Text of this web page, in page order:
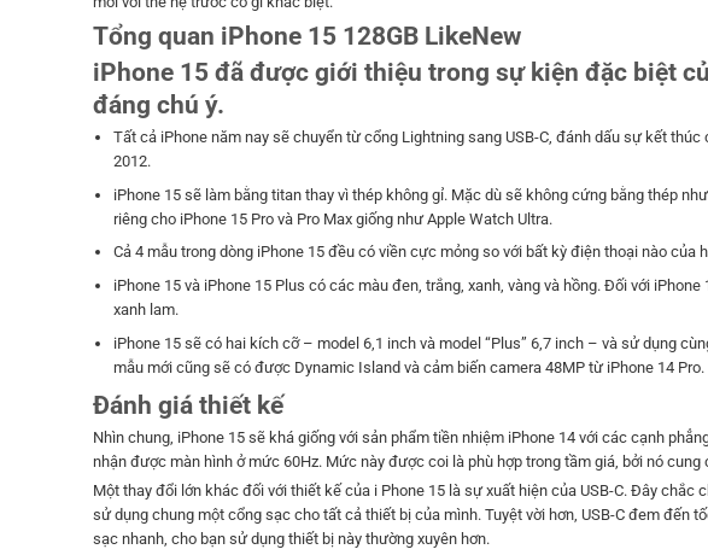
Tổng quan iPhone 15 128GB LikeNew
iPhone 15 đã được giới thiệu trong sự kiện đặc biệt
đáng chú ý.
Tất cả iPhone năm nay sẽ chuyển từ cổng Lightning sang USB-C, đánh dấu sự kết
2012.
iPhone 15 sẽ làm bằng titan thay vì thép không gỉ. Mặc dù sẽ không cứng bằng thép
riêng cho iPhone 15 Pro và Pro Max giống như Apple Watch Ultra.
Cả 4 mẫu trong dòng iPhone 15 đều có viền cực mỏng so với bất kỳ điện thoại nào của
iPhone 15 và iPhone 15 Plus có các màu đen, trắng, xanh, vàng và hồng. Đối với
xanh lam.
iPhone 15 sẽ có hai kích cỡ – model 6,1 inch và model “Plus” 6,7 inch – và sử dụng
mẫu mới cũng sẽ có được Dynamic Island và cảm biến camera 48MP từ iPhone 14 Pro.
Đánh giá thiết kế
Nhìn chung, iPhone 15 sẽ khá giống với sản phẩm tiền nhiệm iPhone 14 với các cạnh
nhận được màn hình ở mức 60Hz. Mức này được coi là phù hợp trong tầm giá, bởi nó
Một thay đổi lớn khác đối với thiết kế của i Phone 15 là sự xuất hiện của USB-C. Đây
sử dụng chung một cổng sạc cho tất cả thiết bị của mình. Tuyệt vời hơn, USB-C đem đến
sạc nhanh, cho bạn sử dụng thiết bị này thường xuyên hơn.